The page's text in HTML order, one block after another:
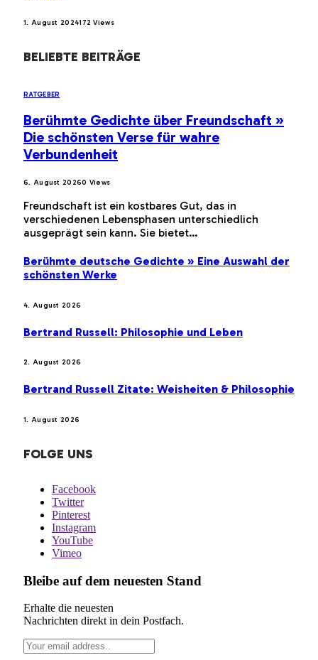
1. August 2024172Views
BELIEBTE BEITRÄGE
RATGEBER
Berühmte Gedichte über Freundschaft »
Die schönsten Verse für wahre
Verbundenheit
6. August 20260 Views
Freundschaft ist ein kostbares Gut, das in
verschiedenen Lebensphasen unterschiedlich
ausgeprägt sein kann. Sie bietet…
Berühmte deutsche Gedichte » Eine Auswahl der
schönsten Werke
4. August 2026
Bertrand Russell: Philosophie und Leben
2. August 2026
Bertrand Russell Zitate: Weisheiten & Philosophie
1. August 2026
FOLGE UNS
Facebook
Twitter
Pinterest
Instagram
YouTube
Vimeo
Bleibe auf dem neuesten Stand
Erhalte die neuesten
Nachrichten direkt in dein Postfach.